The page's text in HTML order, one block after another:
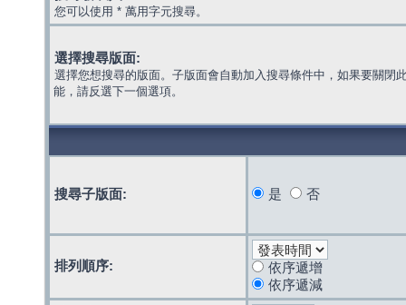
您可以使用 * 萬用字元搜尋。
選擇搜尋版面:
選擇您想搜尋的版面。子版面會自動加入搜尋條件中，如果要關閉
能，請反選下一個選項。
搜尋子版面: 是 否
排列順序:
依序遞增
依序遞減